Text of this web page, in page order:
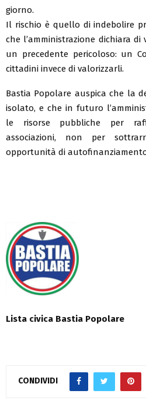
giorno.
Il rischio è quello di indebolire
che l’amministrazione dichiara
un precedente pericoloso: un
cittadini invece di valorizzarli.
Bastia Popolare auspica che la
isolato, e che in futuro
le risorse pubbliche per
associazioni, non per
opportunità di
Lista civica Bastia Popolare
CONDIVIDI